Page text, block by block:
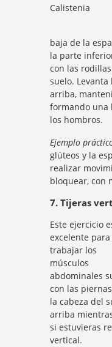
baja de la
la parte
con las
suelo.
arriba,
formando una
los hombros.
Ejemplo
glúteos y la
realizar
bloquear, con
7. Tijeras
Este ejercicio
excelente para
trabajar los
músculos
abdominales
con las
la cabeza del
arriba
si estuvieras
vertical.